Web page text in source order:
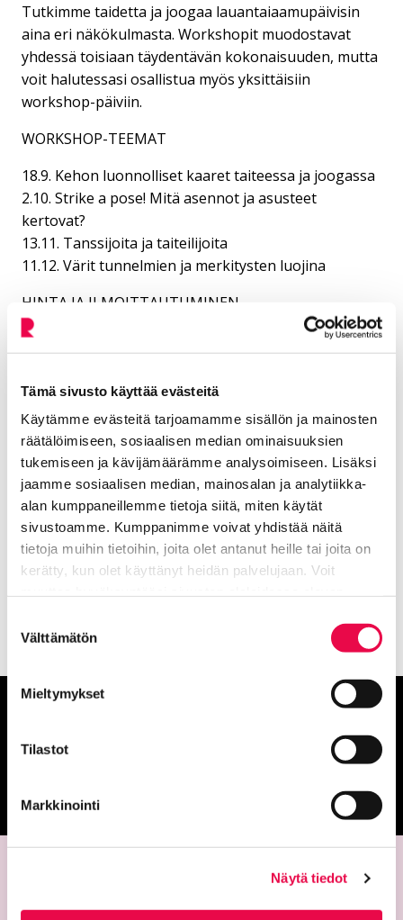
Tämä sivusto käyttää evästeitä
Käytämme evästeitä tarjoamamme sisällön ja mainosten
räätälöimiseen, sosiaalisen median ominaisuuksien
tukemiseen ja kävijämäärämme analysoimiseen. Lisäksi
jaamme sosiaalisen median, mainosalan ja analytiikka-
alan kumppaneillemme tietoja siitä, miten käytät
sivustoamme. Kumppanimme voivat yhdistää näitä
tietoja muihin tietoihin, joita olet antanut heille tai joita on
kerätty, kun olet käyttänyt heidän palvelujaan. Voit
valinta
Välttämätön
Mieltymykset
Tilastot
Markkinointi
Näytä tiedot
Tutkimme taidetta ja joogaa lauantaiaamupäivisin
aina eri näkökulmasta. Workshopit muodostavat
yhdessä toisiaan täydentävän kokonaisuuden, mutta
voit halutessasi osallistua myös yksittäisiin
workshop-päiviin.
WORKSHOP-TEEMAT
18.9. Kehon luonnolliset kaaret taiteessa ja joogassa
2.10. Strike a pose! Mitä asennot ja asusteet
kertovat?
13.11. Tanssijoita ja taiteilijoita
11.12. Värit tunnelmien ja merkitysten luojina
HINTA JA ILMOITTAUTUMINEN
15 € / 1 krt
Hinta sisältää Taide + jooga -harjoituksen ja
sisäänpääsyn Riihimäen taidemuseon näyttelyihin.
Joogaharjoitusta varten tarvitset mukavat
liikuntavaatteet ja joogamaton. Jos tarvitset
lainamaton, ilmoitathan siitä varauksen yhteydessä.
Kysy lisää ja varaa paikkasi Riihimäen
taidemuseosta taidemuseo@riihimaki.fi tai p. 040 330
4124.
Siirtyy ulkoiselle